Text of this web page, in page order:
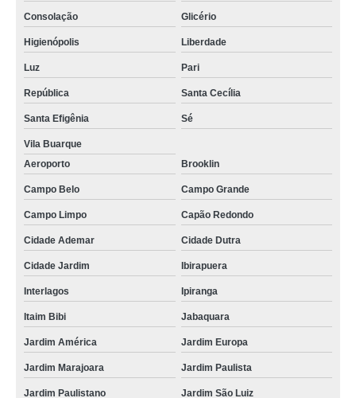
Consolação Glicério
Higienópolis Liberdade
Luz Pari
República Santa Cecília
Santa Efigênia Sé
Vila Buarque
Aeroporto
Brooklin
Campo Belo Campo Grande
Campo Limpo Capão Redondo
Cidade Ademar Cidade Dutra
Cidade Jardim Ibirapuera
Interlagos Ipiranga
Itaim Bibi Jabaquara
Jardim América Jardim Europa
Jardim Marajoara Jardim Paulista
Jardim Paulistano Jardim São Luiz